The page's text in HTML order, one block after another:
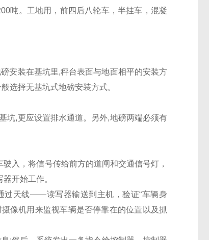
吨。工地用，前四后八轮车，半挂车，混凝
安装在基坑里,秤台表面与地面相平的安装方
选择无基坑式地磅安装方式。
坑,更应设置排水通道。另外,地磅两端必须有
入，将信号传给前方的道闸和交通信号灯，
开始工作。
过天线——读写器输送到主机，验证“车辆身
像机用来监视车辆是否停靠在的位置以及抓